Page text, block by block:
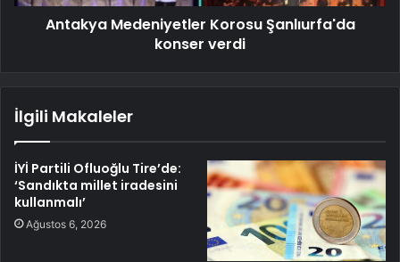
Antakya Medeniyetler Korosu Şanlıurfa'da
konser verdi
İlgili Makaleler
İYİ Partili Ofluoğlu Tire’de:
‘Sandıkta millet iradesini
kullanmalı’
Ağustos 6, 2026